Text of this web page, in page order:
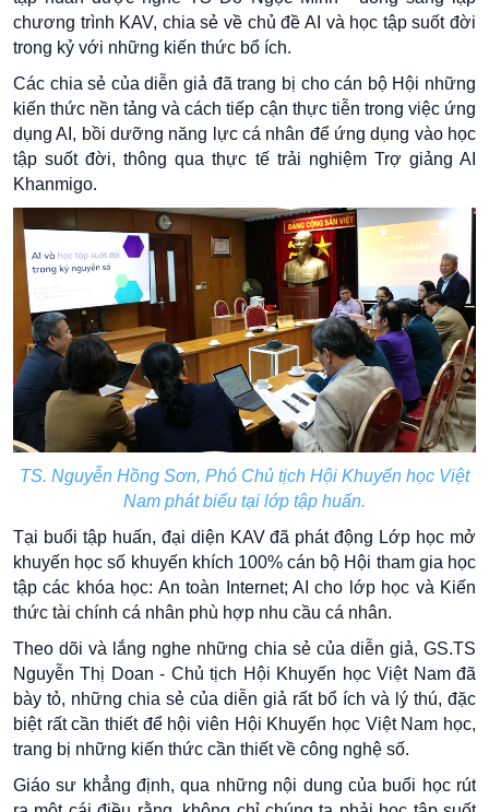
chương trình KAV, chia sẻ về chủ đề AI và học tập suốt đời
trong kỷ với những kiến thức bổ ích.
Các chia sẻ của diễn giả đã trang bị cho cán bộ Hội những
kiến thức nền tảng và cách tiếp cận thực tiễn trong việc ứng
dụng AI, bồi dưỡng năng lực cá nhân để ứng dụng vào học
tập suốt đời, thông qua thực tế trải nghiệm Trợ giảng AI
Khanmigo.
TS. Nguyễn Hồng Sơn, Phó Chủ tịch Hội Khuyến học Việt
Nam phát biểu tại lớp tập huấn.
Tại buổi tập huấn, đại diện KAV đã phát động Lớp học mở
khuyến học số khuyến khích 100% cán bộ Hội tham gia học
tập các khóa học: An toàn Internet; AI cho lớp học và Kiến
thức tài chính cá nhân phù hợp nhu cầu cá nhân.
Theo dõi và lắng nghe những chia sẻ của diễn giả, GS.TS
Nguyễn Thị Doan - Chủ tịch Hội Khuyến học Việt Nam đã
bày tỏ, những chia sẻ của diễn giả rất bổ ích và lý thú, đặc
biệt rất cần thiết để hội viên Hội Khuyến học Việt Nam học,
trang bị những kiến thức cần thiết về công nghệ số.
Giáo sư khẳng định, qua những nội dung của buổi học rút